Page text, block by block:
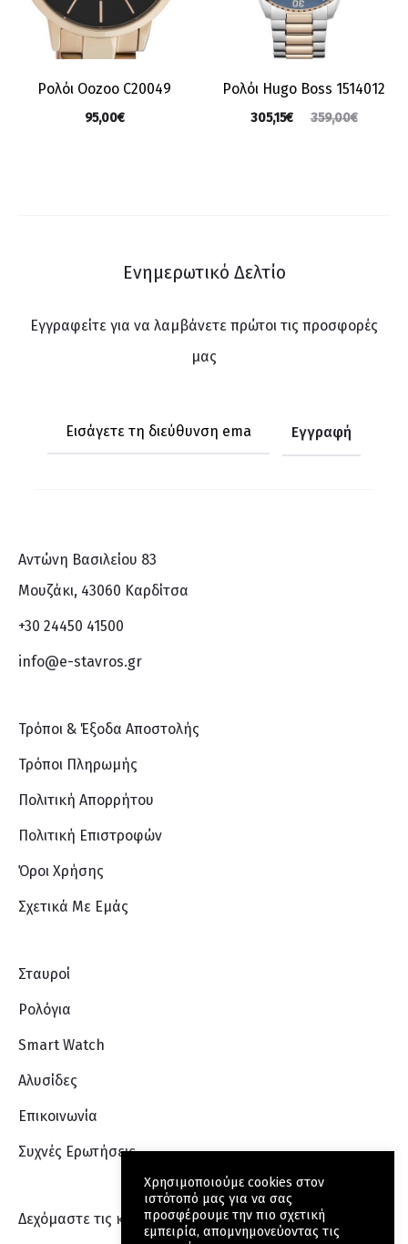
Ρολόι Oozoo C20049
95,00€
Ρολόι Hugo Boss 1514012
359,00€
305,15€
Ενημερωτικό Δελτίο
Εγγραφείτε για να λαμβάνετε πρώτοι τις προσφορές
μας
Αντώνη Βασιλείου 83
Μουζάκι, 43060 Καρδίτσα
+30 24450 41500
info@e-stavros.gr
Τρόποι & Έξοδα Αποστολής
Τρόποι Πληρωμής
Πολιτική Απορρήτου
Πολιτική Επιστροφών
Όροι Χρήσης
Σχετικά Με Eμάς
Σταυροί
Ρολόγια
Smart Watch
Αλυσίδες
Επικοινωνία
Συχνές Ερωτήσεις
Δεχόμαστε τις κάρτες:
Χρησιμοποιούμε cookies στον
ιστότοπό μας για να σας
προσφέρουμε την πιο σχετική
εμπειρία, απομνημονεύοντας τις